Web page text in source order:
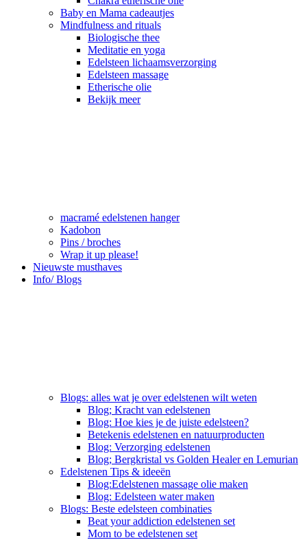
Baby en Mama cadeautjes
Mindfulness and rituals
Biologische thee
Meditatie en yoga
Edelsteen lichaamsverzorging
Edelsteen massage
Etherische olie
Bekijk meer
macramé edelstenen hanger
Kadobon
Pins / broches
Wrap it up please!
Nieuwste musthaves
Info/ Blogs
Blogs: alles wat je over edelstenen wilt weten
Blog; Kracht van edelstenen
Blog: Hoe kies je de juiste edelsteen?
Betekenis edelstenen en natuurproducten
Blog: Verzorging edelstenen
Blog; Bergkristal vs Golden Healer en Lemurian
Edelstenen Tips & ideeën
Blog:Edelstenen massage olie maken
Blog: Edelsteen water maken
Blogs: Beste edelsteen combinaties
Beat your addiction edelstenen set
Mom to be edelstenen set